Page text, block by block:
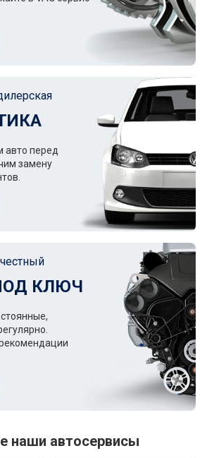
авто перед
замену
КЛЮЧ
наши автосервисы